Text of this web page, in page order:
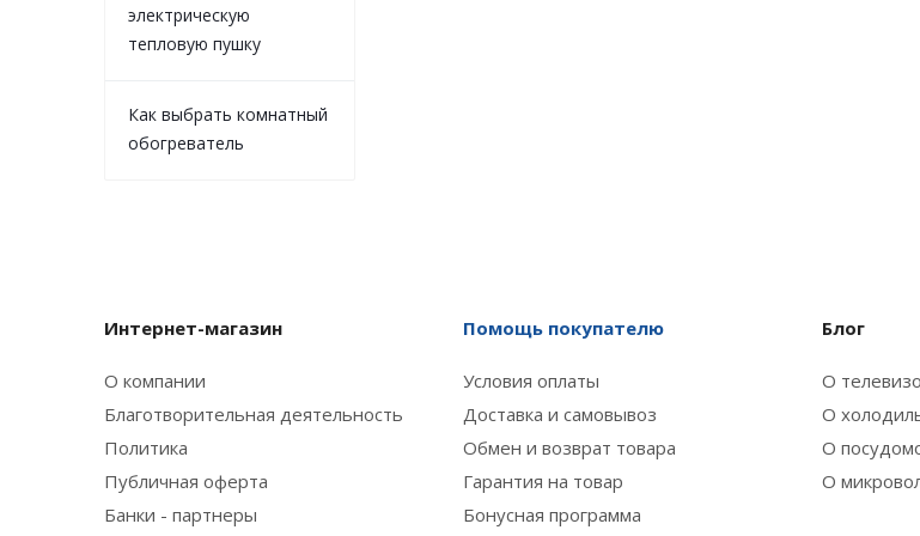
электрическую
тепловую пушку
Как выбрать комнатный
обогреватель
Интернет-магазин
О компании
Благотворительная деятельность
Политика
Публичная оферта
Банки - партнеры
Помощь покупателю
Условия оплаты
Доставка и самовывоз
Обмен и возврат товара
Гарантия на товар
Бонусная программа
Блог
О
О
О
О